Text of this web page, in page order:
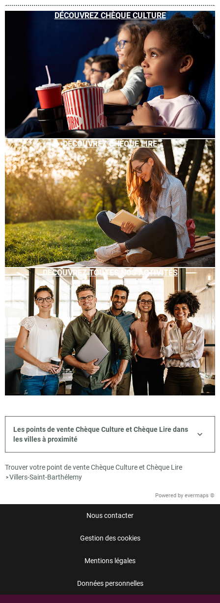
DÉCOUVREZ CHÈQUE CULTURE
DÉCOUVREZ CHÈQUE LIRE
DÉCOUVREZ TOUTES NOS ACTIVITÉS
Les points de vente Chèque Culture et Chèque Lire dans
les villes à proximité
Trouver votre point de vente Chèque Culture et Chèque Lire
>Villers-Saint-Barthélemy
Powered by evermaps ©
Nous contacter
Gestion des cookies
Mentions légales
Données personnelles